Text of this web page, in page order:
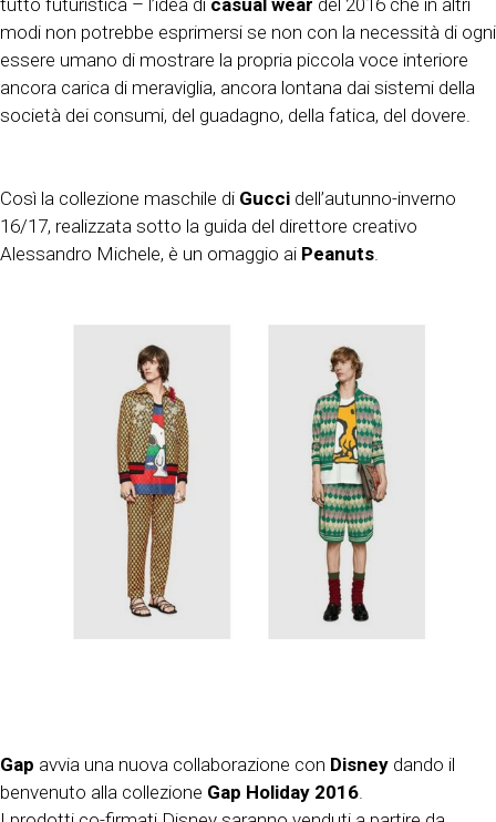
tutto futuristica – l’idea di casual wear del 2016 che in altri
modi non potrebbe esprimersi se non con la necessità di ogni
essere umano di mostrare la propria piccola voce interiore
ancora carica di meraviglia, ancora lontana dai sistemi della
società dei consumi, del guadagno, della fatica, del dovere.
Così la collezione maschile di Gucci dell’autunno-inverno
16/17, realizzata sotto la guida del direttore creativo
Alessandro Michele, è un omaggio ai Peanuts.
Gap avvia una nuova collaborazione con Disney dando il
benvenuto alla collezione Gap Holiday 2016